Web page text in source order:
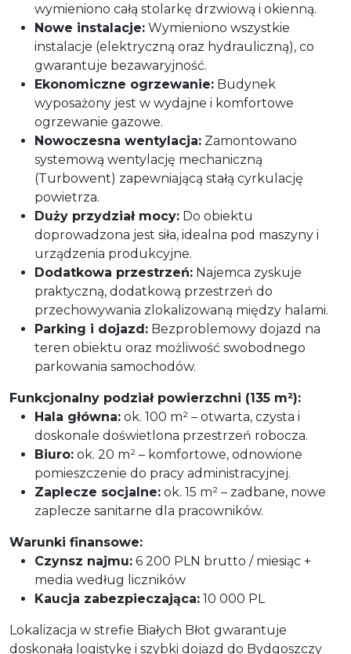
wymieniono całą stolarkę drzwiową i okienną.
Nowe instalacje: Wymieniono wszystkie
instalacje (elektryczną oraz hydrauliczną), co
gwarantuje bezawaryjność.
Ekonomiczne ogrzewanie: Budynek
wyposażony jest w wydajne i komfortowe
ogrzewanie gazowe.
Nowoczesna wentylacja: Zamontowano
systemową wentylację mechaniczną
(Turbowent) zapewniającą stałą cyrkulację
powietrza.
Duży przydział mocy: Do obiektu
doprowadzona jest siła, idealna pod maszyny i
urządzenia produkcyjne.
Dodatkowa przestrzeń: Najemca zyskuje
praktyczną, dodatkową przestrzeń do
przechowywania zlokalizowaną między halami.
Parking i dojazd: Bezproblemowy dojazd na
teren obiektu oraz możliwość swobodnego
parkowania samochodów.
Funkcjonalny podział powierzchni (135 m²):
Hala główna: ok. 100 m² – otwarta, czysta i
doskonale doświetlona przestrzeń robocza.
Biuro: ok. 20 m² – komfortowe, odnowione
pomieszczenie do pracy administracyjnej.
Zaplecze socjalne: ok. 15 m² – zadbane, nowe
zaplecze sanitarne dla pracowników.
Warunki finansowe:
Czynsz najmu: 6 200 PLN brutto / miesiąc +
media według liczników
Kaucja zabezpieczająca: 10 000 PL
Lokalizacja w strefie Białych Błot gwarantuje
doskonałą logistykę i szybki dojazd do Bydgoszczy